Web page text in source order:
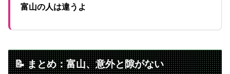
富山の人は違うよ
📝 まとめ：富山、意外と隙がない